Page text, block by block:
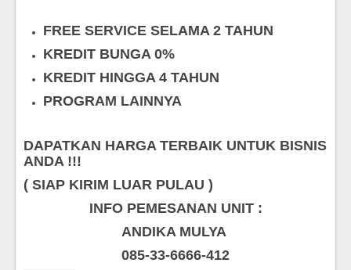
FREE SERVICE SELAMA 2 TAHUN
KREDIT BUNGA 0%
KREDIT HINGGA 4 TAHUN
PROGRAM LAINNYA
DAPATKAN HARGA TERBAIK UNTUK BISNIS
ANDA !!!
( SIAP KIRIM LUAR PULAU )
INFO PEMESANAN UNIT :
ANDIKA MULYA
085-33-6666-412